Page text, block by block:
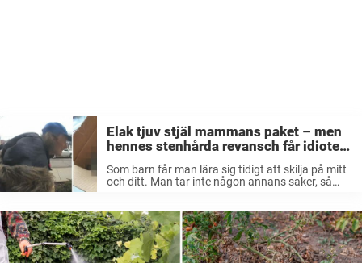
Elak tjuv stjäl mammans paket – men
hennes stenhårda revansch får idioten
att kräkas
Som barn får man lära sig tidigt att skilja på mitt
och ditt. Man tar inte någon annans saker, så